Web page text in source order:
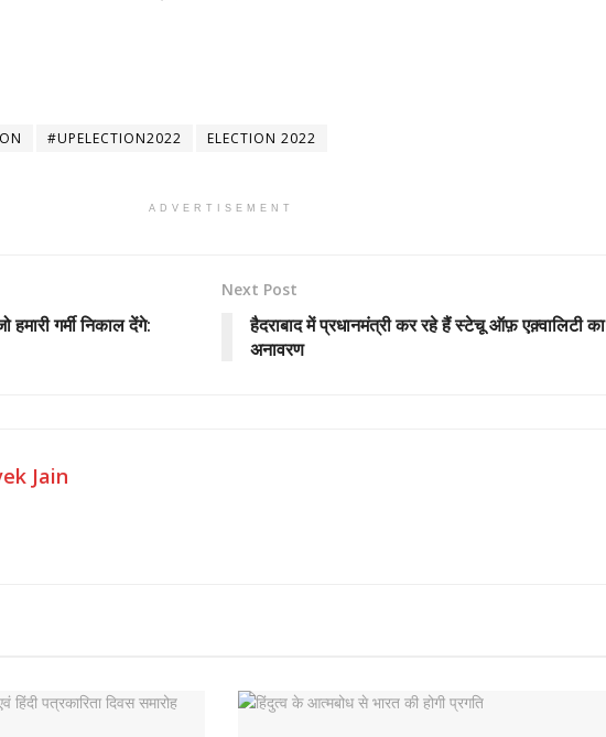
#UPELECTION2022 ELECTION 2022
ADVERTISEMENT
गर्मी निकाल देंगे:
Next Post
हैदराबाद में प्रधानमंत्री कर रहे हैं स्टेचू ऑफ़ एक़्वालिटी का
अनावरण
Jain